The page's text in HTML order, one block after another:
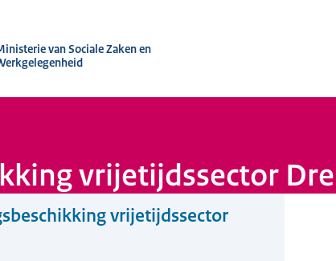
van Sociale Zaken en
vrijetijdssector
vrijetijdssector